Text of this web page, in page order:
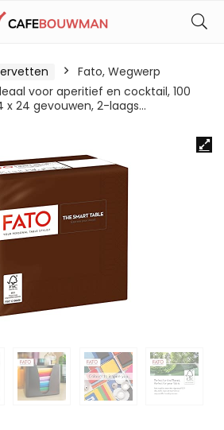
Fato, Wegwerp
voor aperitief en cocktail, 100
24 gevouwen, 2-laags…